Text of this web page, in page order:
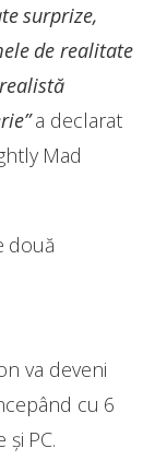
surprize,
de realitate
a declarat
Mad
două
va deveni
cu 6
PC.